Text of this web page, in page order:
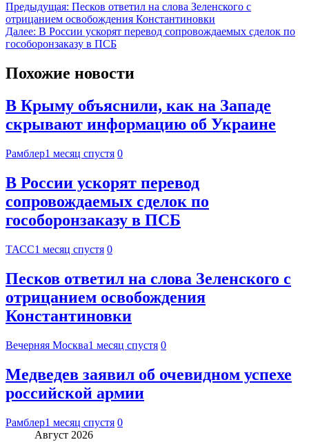
Предыдущая: Песков ответил на слова Зеленского с
отрицанием освобождения Константиновки
Далее: В России ускорят перевод сопровождаемых сделок по
гособоронзаказу в ПСБ
Похожие новости
В Крыму объяснили, как на Западе
скрывают информацию об Украине
Рамблер1 месяц спустя 0
В России ускорят перевод
сопровождаемых сделок по
гособоронзаказу в ПСБ
ТАСС1 месяц спустя 0
Песков ответил на слова Зеленского с
отрицанием освобождения
Константиновки
Вечерняя Москва1 месяц спустя 0
Медведев заявил об очевидном успехе
российской армии
Рамблер1 месяц спустя 0
Август 2026